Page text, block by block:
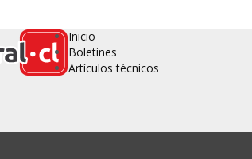
Inicio
Boletines
Artículos técnicos